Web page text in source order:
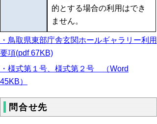
的とする場合の利用はでき
ません。
・鳥取県東部庁舎玄関ホールギャラリー利用
要項(pdf 67KB)
・様式第１号、様式第２号 （Word
45KB）
問合せ先